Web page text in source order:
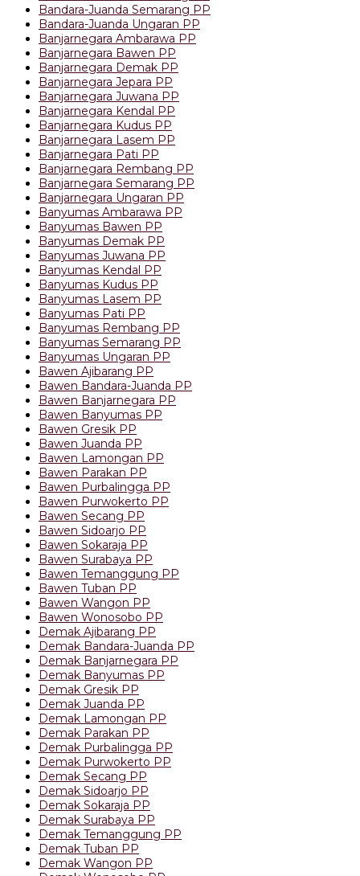
Bandara-Juanda Semarang PP
Bandara-Juanda Ungaran PP
Banjarnegara Ambarawa PP
Banjarnegara Bawen PP
Banjarnegara Demak PP
Banjarnegara Jepara PP
Banjarnegara Juwana PP
Banjarnegara Kendal PP
Banjarnegara Kudus PP
Banjarnegara Lasem PP
Banjarnegara Pati PP
Banjarnegara Rembang PP
Banjarnegara Semarang PP
Banjarnegara Ungaran PP
Banyumas Ambarawa PP
Banyumas Bawen PP
Banyumas Demak PP
Banyumas Juwana PP
Banyumas Kendal PP
Banyumas Kudus PP
Banyumas Lasem PP
Banyumas Pati PP
Banyumas Rembang PP
Banyumas Semarang PP
Banyumas Ungaran PP
Bawen Ajibarang PP
Bawen Bandara-Juanda PP
Bawen Banjarnegara PP
Bawen Banyumas PP
Bawen Gresik PP
Bawen Juanda PP
Bawen Lamongan PP
Bawen Parakan PP
Bawen Purbalingga PP
Bawen Purwokerto PP
Bawen Secang PP
Bawen Sidoarjo PP
Bawen Sokaraja PP
Bawen Surabaya PP
Bawen Temanggung PP
Bawen Tuban PP
Bawen Wangon PP
Bawen Wonosobo PP
Demak Ajibarang PP
Demak Bandara-Juanda PP
Demak Banjarnegara PP
Demak Banyumas PP
Demak Gresik PP
Demak Juanda PP
Demak Lamongan PP
Demak Parakan PP
Demak Purbalingga PP
Demak Purwokerto PP
Demak Secang PP
Demak Sidoarjo PP
Demak Sokaraja PP
Demak Surabaya PP
Demak Temanggung PP
Demak Tuban PP
Demak Wangon PP